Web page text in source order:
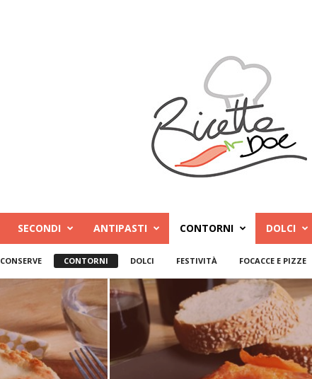
SECONDI ANTIPASTI CONTORNI DOLCI
CONSERVE CONTORNI DOLCI FESTIVITÀ FOCACCE E PIZZE